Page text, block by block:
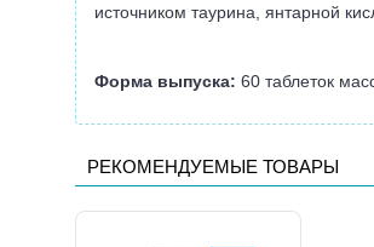
источником таурина, янтарной
Форма выпуска: 60 таблеток
РЕКОМЕНДУЕМЫЕ ТОВАРЫ